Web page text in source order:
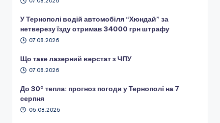
У Тернополі водій автомобіля “Хюндай” за
нетверезу їзду отримав 34000 грн штрафу
07.08.2026
Що таке лазерний верстат з ЧПУ
07.08.2026
До 30° тепла: прогноз погоди у Тернополі на 7
серпня
06.08.2026